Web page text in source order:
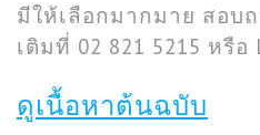
มีให้เลือกมากมาย สอบ
เติมที่ 02 821 5215 หรือ
ดูเนื้อหาต้นฉบับ